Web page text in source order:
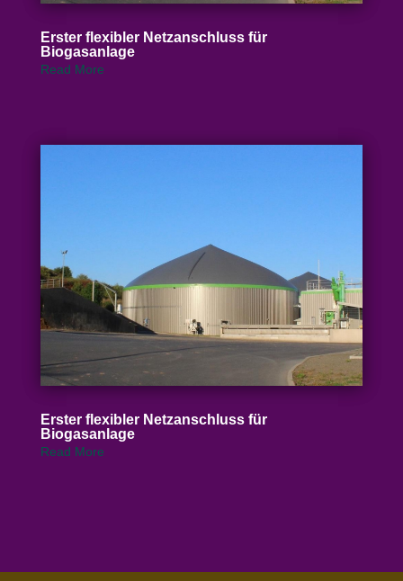
Erster flexibler Netz­an­schluss für
Biogasanlage
Read More
Erster flexibler Netz­an­schluss für
Biogasanlage
Read More